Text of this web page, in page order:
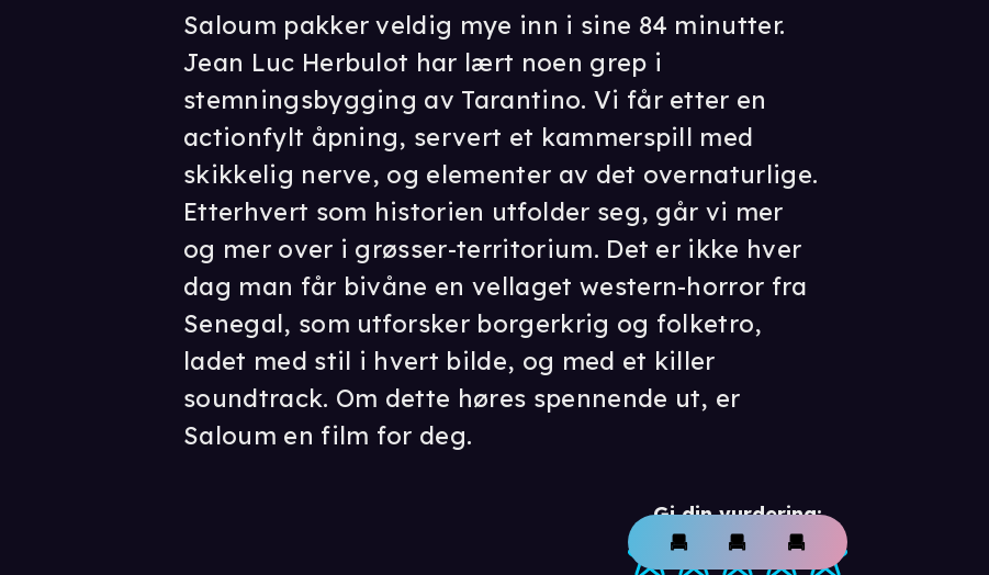
Gi din vurdering:
Saloum pakker veldig mye inn i sine 84 minutter.
Jean Luc Herbulot har lært noen grep i
stemningsbygging av Tarantino. Vi får etter en
actionfylt åpning, servert et kammerspill med
skikkelig nerve, og elementer av det overnaturlige.
Etterhvert som historien utfolder seg, går vi mer
og mer over i grøsser-territorium. Det er ikke hver
dag man får bivåne en vellaget western-horror fra
Senegal, som utforsker borgerkrig og folketro,
ladet med stil i hvert bilde, og med et killer
soundtrack. Om dette høres spennende ut, er
Saloum en film for deg.